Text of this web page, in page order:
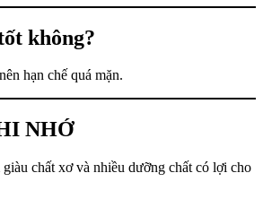
không?
hạn chế quá mặn.
NHỚ
chất xơ và nhiều dưỡng chất có lợi cho